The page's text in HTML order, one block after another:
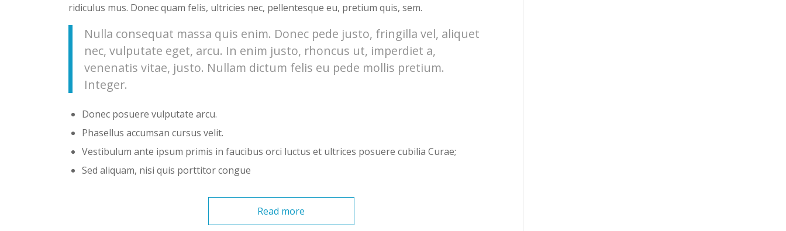
ridiculus mus. Donec quam felis, ultricies nec, pellentesque eu, pretium quis, sem.
Nulla consequat massa quis enim. Donec pede justo, fringilla vel, aliquet
nec, vulputate eget, arcu. In enim justo, rhoncus ut, imperdiet a,
venenatis vitae, justo. Nullam dictum felis eu pede mollis pretium.
Integer.
Donec posuere vulputate arcu.
Phasellus accumsan cursus velit.
Vestibulum ante ipsum primis in faucibus orci luctus et ultrices posuere cubilia Curae;
Sed aliquam, nisi quis porttitor congue
Read more